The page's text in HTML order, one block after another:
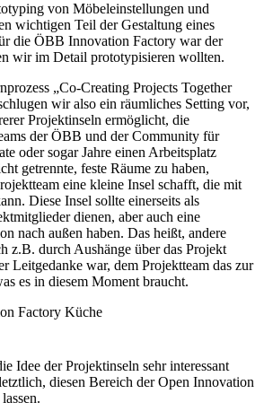
von Möbeleinstellungen und
wichtigen Teil der Gestaltung eines
die ÖBB Innovation Factory war der
wir im Detail prototypisieren wollten.
„Co-Creating Projects Together
wir also ein räumliches Setting vor,
Projektinseln ermöglicht, die
der ÖBB und der Community für
oder sogar Jahre einen Arbeitsplatz
getrennte, feste Räume zu haben,
eine kleine Insel schafft, die mit
Diese Insel sollte einerseits als
dienen, aber auch eine
nach außen haben. Das heißt, andere
z.B. durch Aushänge über das Projekt
Leitgedanke war, dem Projektteam das zur
es in diesem Moment braucht.
Idee der Projektinseln sehr interessant
diesen Bereich der Open Innovation